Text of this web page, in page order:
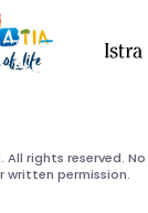
rights reserved.
written permission.